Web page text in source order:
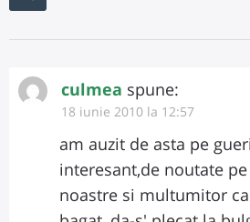
culmea spune:
18 iunie 2010 la 12:57
am auzit de asta pe
interesant,de noutate
noastre si multumitor